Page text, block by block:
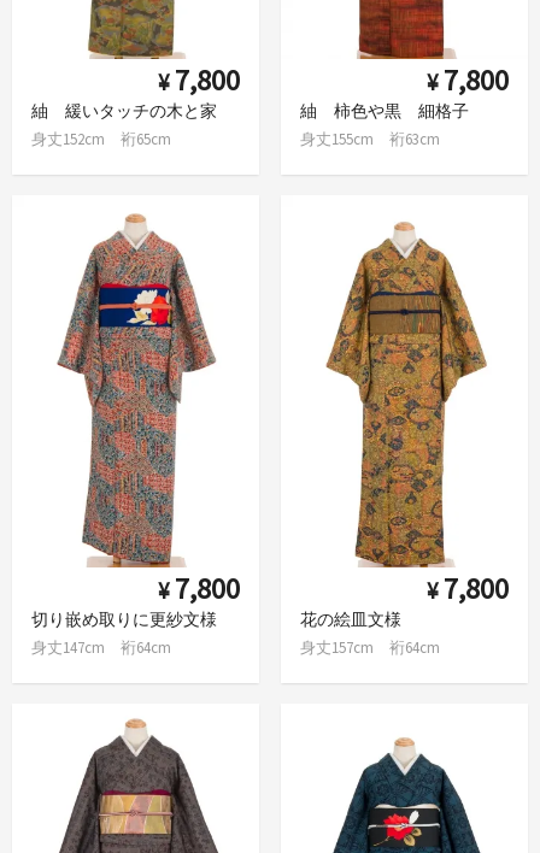
¥ 7,800
紬 緩いタッチの木と家
身丈152cm 裄65cm
¥ 7,800
紬 柿色や黒 細格子
身丈155cm 裄63cm
¥ 7,800
切り嵌め取りに更紗文様
身丈147cm 裄64cm
¥ 7,800
花の絵皿文様
身丈157cm 裄64cm